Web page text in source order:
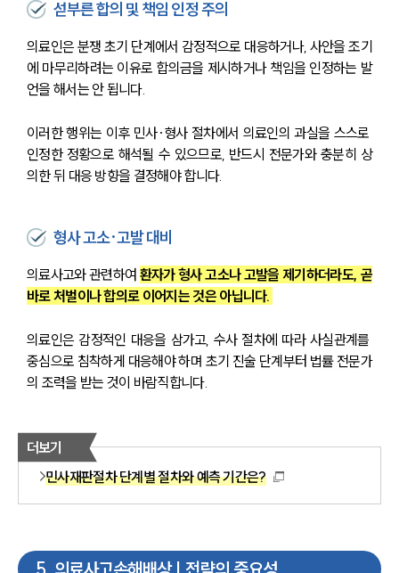
섣부른 합의 및 책임 인정 주의
의료인은 분쟁 초기 단계에서 감정적으로 대응하거나, 사안을 조기
에 마무리하려는 이유로 합의금을 제시하거나 책임을 인정하는 발
언을 해서는 안 됩니다.
이러한 행위는 이후 민사·형사 절차에서 의료인의 과실을 스스로
인정한 정황으로 해석될 수 있으므로, 반드시 전문가와 충분히 상
의한 뒤 대응 방향을 결정해야 합니다.
형사 고소·고발 대비
의료사고와 관련하여 환자가 형사 고소나 고발을 제기하더라도, 곧
바로 처벌이나 합의로 이어지는 것은 아닙니다.
의료인은 감정적인 대응을 삼가고, 수사 절차에 따라 사실관계를
중심으로 침착하게 대응해야 하며 초기 진술 단계부터 법률 전문가
의 조력을 받는 것이 바람직합니다.
더보기
민사재판절차 단계별 절차와 예측 기간은?